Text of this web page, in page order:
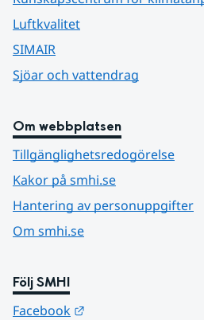
Luftkvalitet
SIMAIR
Sjöar och vattendrag
Om webbplatsen
Tillgänglighetsredogörelse
Kakor på smhi.se
Hantering av personuppgifter
Om smhi.se
Följ SMHI
Facebook